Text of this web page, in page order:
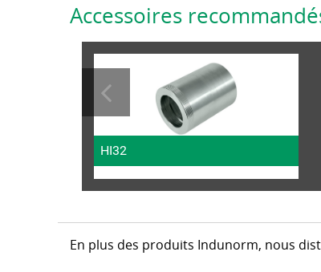
Accessoires
HI32
En plus des produits Indunorm, nous